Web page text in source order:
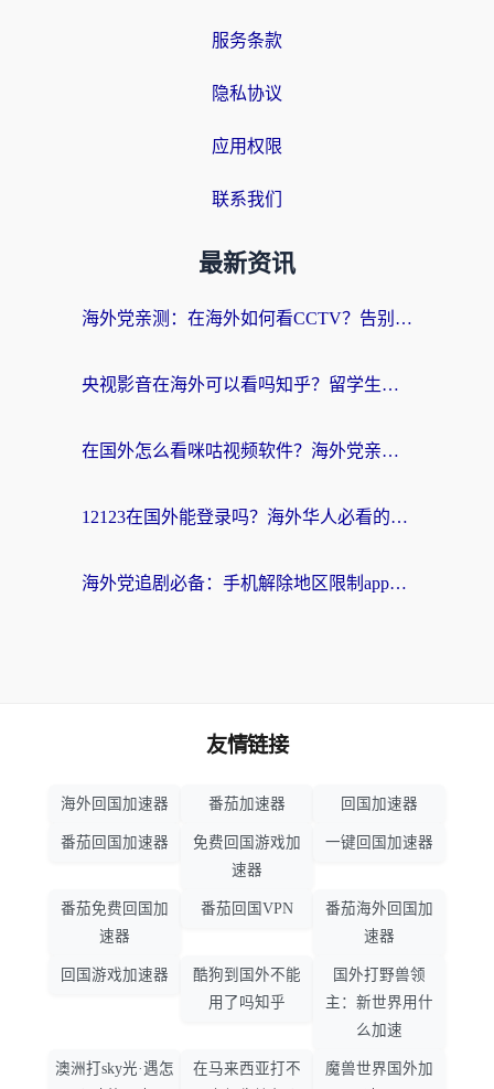
服务条款
隐私协议
应用权限
联系我们
最新资讯
海外党亲测：在海外如何看CCTV？告别“仅限大陆播放”的实用指南
央视影音在海外可以看吗知乎？留学生亲测：3步解决地域限制+追剧自由
在国外怎么看咪咕视频软件？海外党亲测有效的回国加速方案
12123在国外能登录吗？海外华人必看的回国加速实用指南
海外党追剧必备：手机解除地区限制app怎么选？解决央视视频&国内剧地区限制全指南
友情链接
海外回国加速器 番茄加速器 回国加速器
番茄回国加速器
免费回国游戏加
速器
一键回国加速器
番茄免费回国加
速器
番茄回国VPN
番茄海外回国加
速器
回国游戏加速器
酷狗到国外不能
用了吗知乎
国外打野兽领
主：新世界用什
么加速
澳洲打sky光·遇怎
在马来西亚打不
魔兽世界国外加